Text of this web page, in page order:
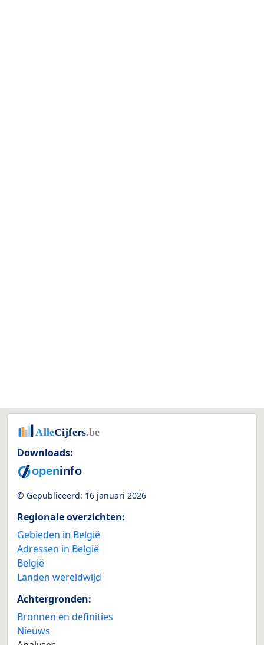
Downloads:
© Gepubliceerd: 16 januari 2026
Regionale overzichten:
Gebieden in België
Adressen in België
België
Landen wereldwijd
Achtergronden:
Bronnen en definities
Nieuws